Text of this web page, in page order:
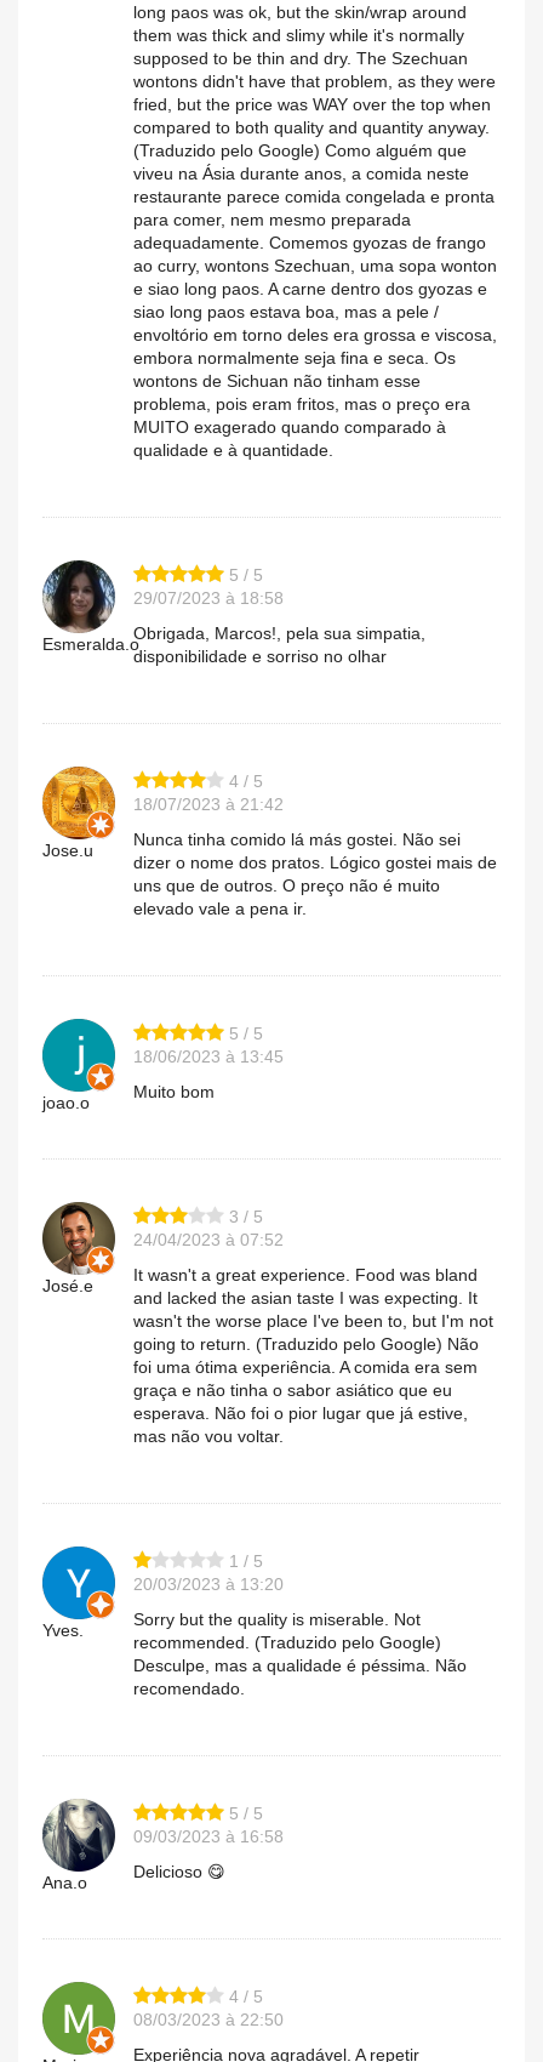
long paos was ok, but the skin/wrap around
them was thick and slimy while it's normally
supposed to be thin and dry. The Szechuan
wontons didn't have that problem, as they were
fried, but the price was WAY over the top when
compared to both quality and quantity anyway.
(Traduzido pelo Google) Como alguém que
viveu na Ásia durante anos, a comida neste
restaurante parece comida congelada e pronta
para comer, nem mesmo preparada
adequadamente. Comemos gyozas de frango
ao curry, wontons Szechuan, uma sopa wonton
e siao long paos. A carne dentro dos gyozas e
siao long paos estava boa, mas a pele /
envoltório em torno deles era grossa e viscosa,
embora normalmente seja fina e seca. Os
wontons de Sichuan não tinham esse
problema, pois eram fritos, mas o preço era
MUITO exagerado quando comparado à
qualidade e à quantidade.
Esmeralda.o
5 / 5
29/07/2023 à 18:58
Obrigada, Marcos!, pela sua simpatia,
disponibilidade e sorriso no olhar
Jose.u
4 / 5
18/07/2023 à 21:42
Nunca tinha comido lá más gostei. Não sei
dizer o nome dos pratos. Lógico gostei mais de
uns que de outros. O preço não é muito
elevado vale a pena ir.
joao.o
5 / 5
18/06/2023 à 13:45
Muito bom
José.e
3 / 5
24/04/2023 à 07:52
It wasn't a great experience. Food was bland
and lacked the asian taste I was expecting. It
wasn't the worse place I've been to, but I'm not
going to return. (Traduzido pelo Google) Não
foi uma ótima experiência. A comida era sem
graça e não tinha o sabor asiático que eu
esperava. Não foi o pior lugar que já estive,
mas não vou voltar.
Yves.
1 / 5
20/03/2023 à 13:20
Sorry but the quality is miserable. Not
recommended. (Traduzido pelo Google)
Desculpe, mas a qualidade é péssima. Não
recomendado.
Ana.o
5 / 5
09/03/2023 à 16:58
Delicioso 😋
4 / 5
08/03/2023 à 22:50
Experiência nova agradável. A repetir